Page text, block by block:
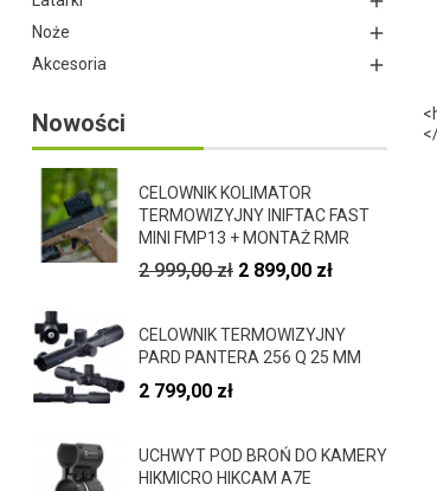
Noże 
Akcesoria 
Nowości
CELOWNIK KOLIMATOR
TERMOWIZYJNY INIFTAC FAST
MINI FMP13 + MONTAŻ RMR
2 999,00 zł 2 899,00 zł
CELOWNIK TERMOWIZYJNY
PARD PANTERA 256 Q 25 MM
2 799,00 zł
UCHWYT POD BROŃ DO KAMERY
HIKMICRO HIKCAM A7E